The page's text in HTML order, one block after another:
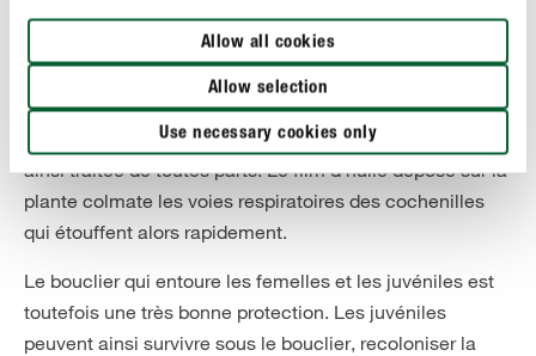
Allow all cookies
Allow selection
Use necessary cookies only
L’utilisation de produits phytosanitaires à base d’huile de
colza permet de combattre les infestations plus
importantes de cochenilles. Ces produits existent en
version concentrée à mélanger à de l’eau avant usage,
ou en version prête à l’emploi en spray. La plante sera
ainsi traitée de toutes parts. Le film d’huile déposé sur la
plante colmate les voies respiratoires des cochenilles
qui étouffent alors rapidement.
Le bouclier qui entoure les femelles et les juvéniles est
toutefois une très bonne protection. Les juvéniles
peuvent ainsi survivre sous le bouclier, recoloniser la